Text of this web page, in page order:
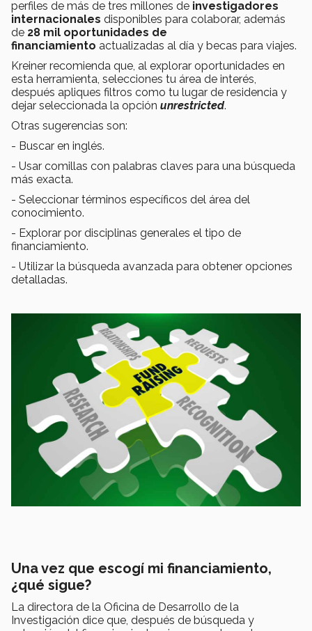
perfiles de más de tres millones de investigadores
internacionales disponibles para colaborar, además
de 28 mil oportunidades de
financiamiento actualizadas al día y becas para viajes.
Kreiner recomienda que, al explorar oportunidades en
esta herramienta, selecciones tu área de interés,
después apliques filtros como tu lugar de residencia y
dejar seleccionada la opción unrestricted.
Otras sugerencias son:
- Buscar en inglés.
- Usar comillas con palabras claves para una búsqueda
más exacta.
- Seleccionar términos específicos del área del
conocimiento.
- Explorar por disciplinas generales el tipo de
financiamiento.
- Utilizar la búsqueda avanzada para obtener opciones
detalladas.
Una vez que escogí mi financiamiento,
¿qué sigue?
La directora de la Oficina de Desarrollo de la
Investigación dice que, después de búsqueda y